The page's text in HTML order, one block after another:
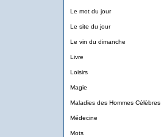
Le mot du jour
Le site du jour
Le vin du dimanche
Livre
Loisirs
Magie
Maladies des Hommes Célèbres
Médecine
Mots